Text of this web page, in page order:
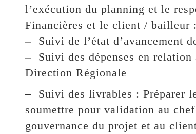
l’exécution du planning et le
Financières et le client / bailleur :
–Suivi de l’état d’avancement
–Suivi des dépenses en relation
Direction Régionale
–Suivi des livrables : Préparer
soumettre pour validation au
gouvernance du projet et au